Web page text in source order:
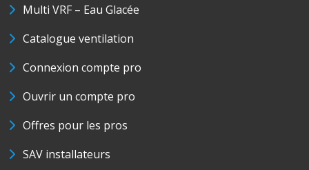
Multi VRF – Eau Glacée
Catalogue ventilation
Connexion compte pro
Ouvrir un compte pro
Offres pour les pros
SAV installateurs